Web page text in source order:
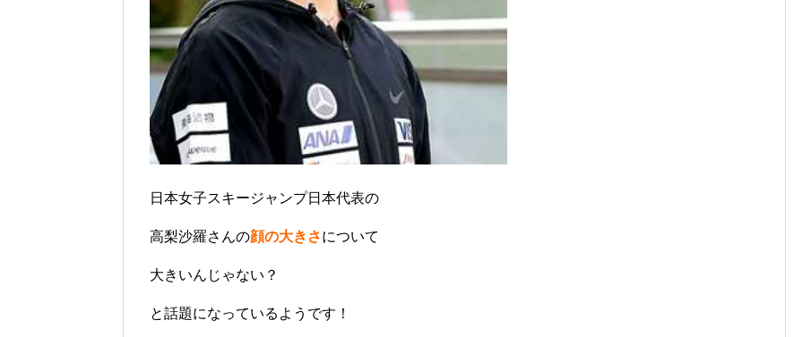
日本女子スキージャンプ日本代表の
高梨沙羅さんの顔の大きさについて
大きいんじゃない？
と話題になっているようです！